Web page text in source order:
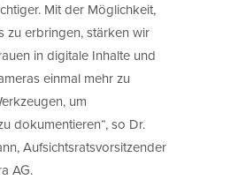
Mit der Möglichkeit,
zu erbringen, stärken wir
in digitale Inhalte und
einmal mehr zu
um
dokumentieren“, so Dr.
Aufsichtsratsvorsitzender
AG.